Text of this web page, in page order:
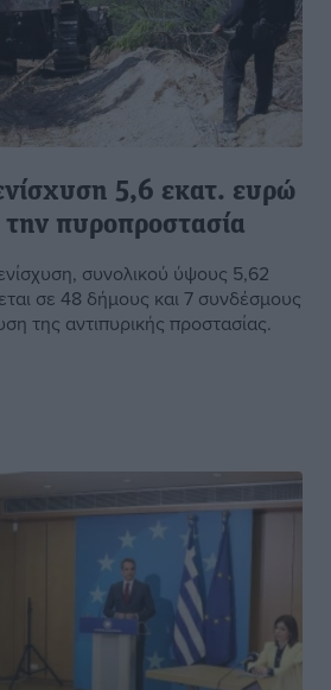
5,6 εκατ. ευρώ
πυροπροστασία
συνολικού ύψους 5,62
σε 48 δήμους και 7 συνδέσμους
της αντιπυρικής προστασίας.